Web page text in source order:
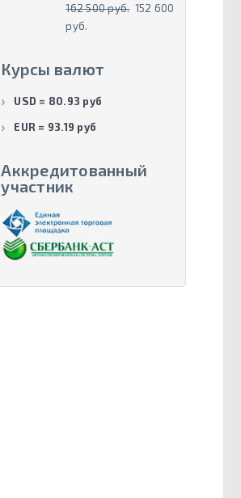
162 500 руб. 152 600
руб.
Курсы валют
USD = 80.93 руб
EUR = 93.19 руб
Аккредитованный
участник